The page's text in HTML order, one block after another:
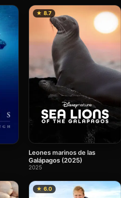
★ 8.7
Leones marinos de las
Galápagos (2025)
2025
★ 6.0